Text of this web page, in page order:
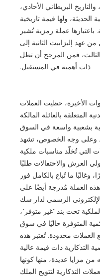
والتاريخ البريطاني الأحادي،
الحديثة، ولها قيمة تاريخية
باعتبارها عملة رمزية تُشير
من عهد إليزابيث الثانية إلى
فمن المرجح أن تظل
ذات أهمية في المستقبل.
الأخيرة، حظيت العملات
المتعلقة بالعائلة المالكة
بشعبية واسعة في السوق
وعلى وجه الخصوص، تشهد
التي تُخلّد مناسبات ملكية
العرش والاحتفالات طلبًا
وغالبًا ما تُباع بالكامل فور
العملة مُدرجة أيضًا على
الرسمي لدار سك
تحت بند "غير متوفر"،
المتوفرة حاليًا في سوق
العملات محدودة. تُعتبر هذه
التذكارية ذات قيمة عالية
من مزايا عديدة، منها كونها
التذكارية لتتويج الملك